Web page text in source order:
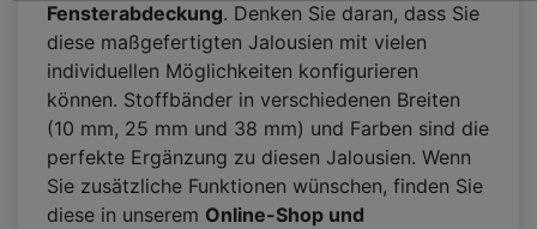
Fensterabdeckung. Denken Sie daran, dass Sie
diese maßgefertigten Jalousien mit vielen
individuellen Möglichkeiten konfigurieren
können. Stoffbänder in verschiedenen Breiten
(10 mm, 25 mm und 38 mm) und Farben sind die
perfekte Ergänzung zu diesen Jalousien. Wenn
Sie zusätzliche Funktionen wünschen, finden Sie
diese in unserem Online-Shop und